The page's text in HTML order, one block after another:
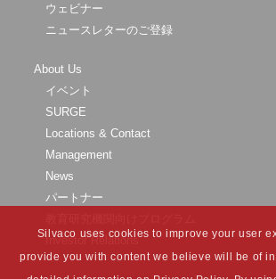
ウェビナー
ニュースレターのご登録
About Us
イベント
SURGE
Locations & Contact
Management
News
パートナー
Investor Relations
Silvaco uses cookies to improve your user
provide you with content we believe will be of